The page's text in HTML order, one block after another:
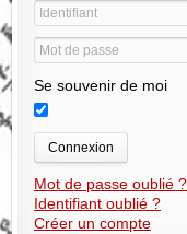
Se souvenir de moi
Connexion
Mot de passe oublié ?
Identifiant oublié ?
Créer un compte